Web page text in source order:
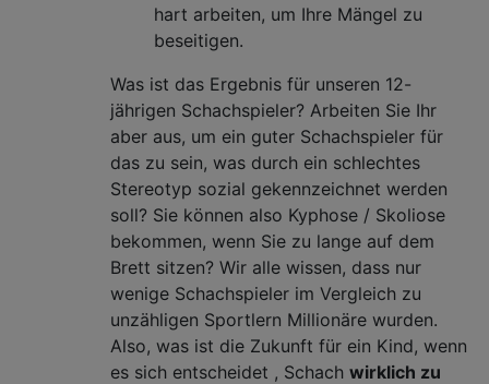
hart arbeiten, um Ihre Mängel zu
beseitigen.
Was ist das Ergebnis für unseren 12-
jährigen Schachspieler? Arbeiten Sie Ihr
aber aus, um ein guter Schachspieler für
das zu sein, was durch ein schlechtes
Stereotyp sozial gekennzeichnet werden
soll? Sie können also Kyphose / Skoliose
bekommen, wenn Sie zu lange auf dem
Brett sitzen? Wir alle wissen, dass nur
wenige Schachspieler im Vergleich zu
unzähligen Sportlern Millionäre wurden.
Also, was ist die Zukunft für ein Kind, wenn
es sich entscheidet , Schach wirklich zu